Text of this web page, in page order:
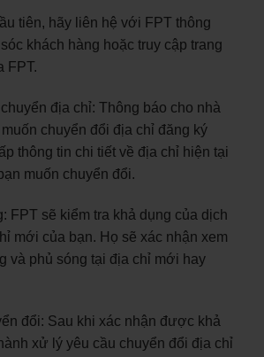
tiên, hãy liên hệ với FPT thông
khách hàng hoặc truy cập trang
FPT.
địa chỉ: Thông báo cho nhà
chuyển đổi địa chỉ đăng ký
thông tin chi tiết về địa chỉ hiện tại
muốn chuyển đổi.
FPT sẽ kiểm tra khả dụng của dịch
mới của bạn. Họ sẽ xác nhận xem
và phủ sóng tại địa chỉ mới hay
đổi: Sau khi xác nhận được khả
xử lý yêu cầu chuyển đổi địa chỉ